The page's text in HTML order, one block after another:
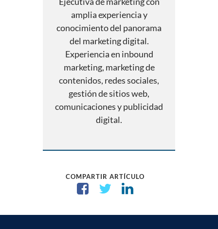
amplia experiencia y
conocimiento del panorama
del marketing digital.
Experiencia en inbound
marketing, marketing de
contenidos, redes sociales,
gestión de sitios web,
comunicaciones y publicidad
digital.
COMPARTIR ARTÍCULO